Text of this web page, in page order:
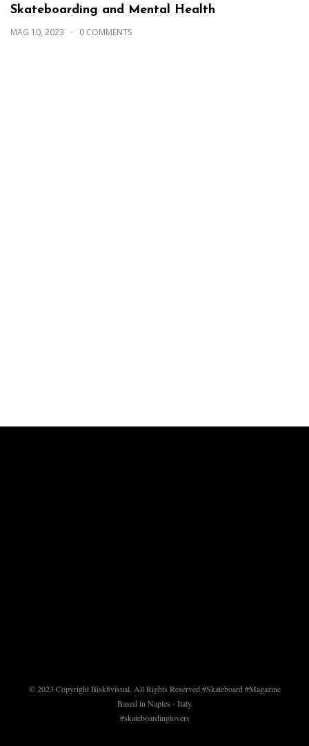
Skateboarding and Mental Health
MAG 10, 2023 0 COMMENTS
© 2023 Copyright Bisk8visual. All Rights Reserved.#Skateboard #Magazine
Based in Naples - Italy
#skateboardinglovers